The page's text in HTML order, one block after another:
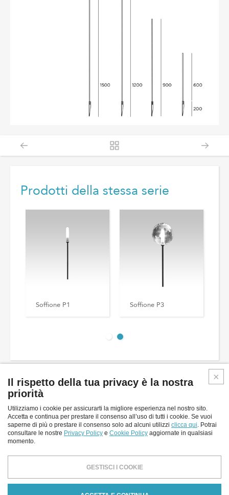
Prodotti della stessa serie
Soffione P1 Soffione P3
Inverlight srl
Via P.Stucchi, 2 - 20872 Cornate D'Adda - (MB) - Italy
Il rispetto della tua privacy è la nostra
priorità
Utilizziamo i cookie per assicurarti la migliore esperienza nel nostro sito.
Accetta e continua per prestare il consenso all’uso di tutti i cookie. Se vuoi
saperne di più o prestare il consenso solo ad alcuni utilizzi clicca qui. Potrai
consultare le nostre Privacy Policy e Cookie Policy aggiornate in qualsiasi
momento.
GESTISCI I COOKIE